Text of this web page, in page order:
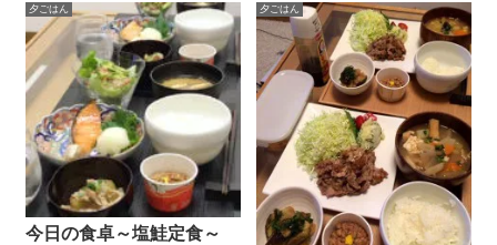
夕ごはん
今日の食卓～塩鮭定食～
夕ごはん